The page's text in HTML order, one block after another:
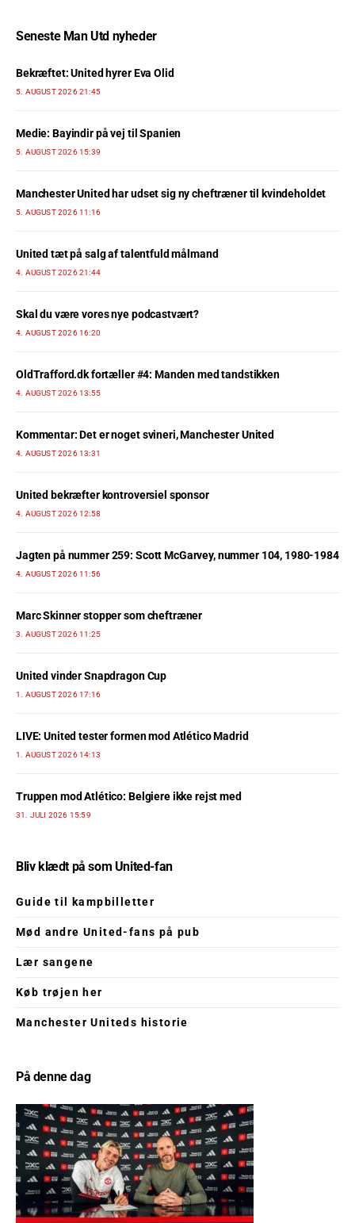
Seneste Man Utd nyheder
Bekræftet: United hyrer Eva Olid
5. AUGUST 2026 21:45
Medie: Bayindir på vej til Spanien
5. AUGUST 2026 15:39
Manchester United har udset sig ny cheftræner til kvindeholdet
5. AUGUST 2026 11:16
United tæt på salg af talentfuld målmand
4. AUGUST 2026 21:44
Skal du være vores nye podcastvært?
4. AUGUST 2026 16:20
OldTrafford.dk fortæller #4: Manden med tandstikken
4. AUGUST 2026 13:55
Kommentar: Det er noget svineri, Manchester United
4. AUGUST 2026 13:31
United bekræfter kontroversiel sponsor
4. AUGUST 2026 12:58
Jagten på nummer 259: Scott McGarvey, nummer 104, 1980-1984
4. AUGUST 2026 11:56
Marc Skinner stopper som cheftræner
3. AUGUST 2026 11:25
United vinder Snapdragon Cup
1. AUGUST 2026 17:16
LIVE: United tester formen mod Atlético Madrid
1. AUGUST 2026 14:13
Truppen mod Atlético: Belgiere ikke rejst med
31. JULI 2026 15:59
Bliv klædt på som United-fan
Guide til kampbilletter
Mød andre United-fans på pub
Lær sangene
Køb trøjen her
Manchester Uniteds historie
På denne dag